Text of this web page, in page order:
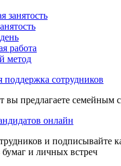
занятость
работа
метод
поддержка сотрудников
вы предлагаете семейным
онлайн
и подписывайте
и личных встреч